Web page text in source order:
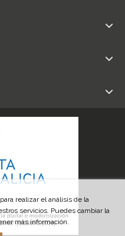
realizar el análisis de la
servicios. Puedes cambiar la
más información.